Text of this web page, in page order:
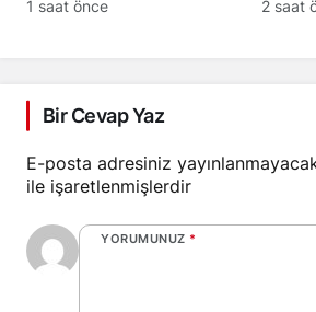
öldürülmesiyle 5 kişi
1 saat önce 2 saat
Bir Cevap Yaz
E-posta adresiniz
ile işaretlenmişlerdir
YORUMUNUZ *